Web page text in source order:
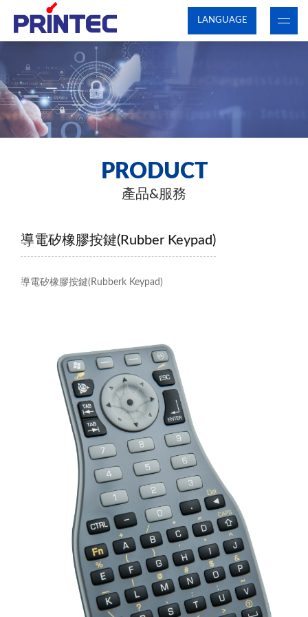
LANGUAGE
PRODUCT
產品&服務
導電矽橡膠按鍵(Rubber Keypad)
導電矽橡膠按鍵(Rubberk Keypad)